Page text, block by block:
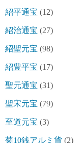
紹平通宝 (12)
紹治通宝 (27)
紹聖元宝 (98)
紹豊平宝 (17)
聖元通宝 (31)
聖宋元宝 (79)
至道元宝 (3)
菊10銭アルミ貨 (2)